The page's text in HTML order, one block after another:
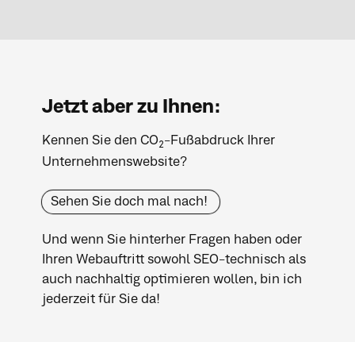
Jetzt aber zu Ihnen:
Kennen Sie den CO2-Fußabdruck Ihrer
Unternehmenswebsite?
Sehen Sie doch mal nach!
Und wenn Sie hinterher Fragen haben oder
Ihren Webauftritt sowohl SEO-technisch als
auch nachhaltig optimieren wollen, bin ich
jederzeit für Sie da!